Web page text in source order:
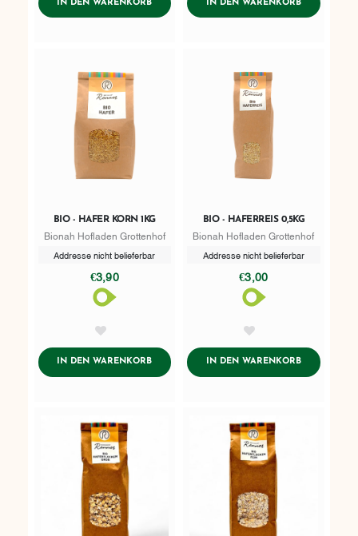
IN DEN WARENKORBADDTOCART IN DEN WARENKORBADDTOCART
BIO - HAFER KORN 1KG
Bionah Hofladen Grottenhof
Addresse nicht belieferbar
€3,90
IN DEN WARENKORBADDTOCART
BIO - HAFERREIS 0,5KG
Bionah Hofladen Grottenhof
Addresse nicht belieferbar
€3,00
IN DEN WARENKORBADDTOCART